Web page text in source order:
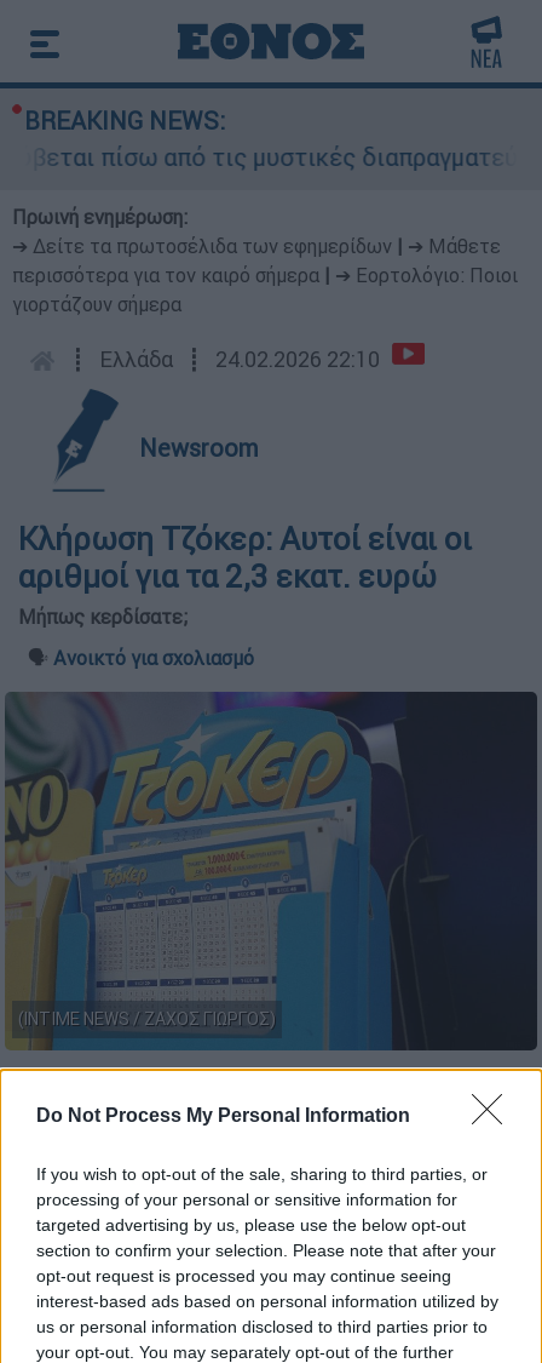
Do Not Process My Personal Information
If you wish to opt-out of the sale, sharing to third parties, or
processing of your personal or sensitive information for
targeted advertising by us, please use the below opt-out
section to confirm your selection. Please note that after your
opt-out request is processed you may continue seeing
interest-based ads based on personal information utilized by
us or personal information disclosed to third parties prior to
your opt-out. You may separately opt-out of the further
BREAKING NEWS:
πίσω από τις μυστικές διαπραγματεύσεις
Πρωινή ενημέρωση:
➔ Δείτε τα πρωτοσέλιδα των εφημερίδων
➔ Μάθετε
περισσότερα για τον καιρό σήμερα
➔ Εορτολόγιο: Ποιοι
γιορτάζουν σήμερα
┋ Ελλάδα ┋ 24.02.2026 22:10
Newsroom
Κλήρωση Τζόκερ: Αυτοί είναι οι
αριθμοί για τα 2,3 εκατ. ευρώ
Μήπως κερδίσατε;
🗣️ Ανοικτό για σχολιασμό
(INTIME NEWS / ΖΑΧΟΣ ΓΙΩΡΓΟΣ)
Ολοκληρώθηκε η αποψινή (24/2) κλήρωση
τουΤζόκερ που μοιράζει 2.300.000 ευρώ
στους νικητές της πρώτης κατηγορίας.
Οιτυχεροί αριθμοίστην κλήρωση Τζόκερ
(3032) είναι4, 15, 26, 30, 43και αριθμός
Τζόκερ το 9.